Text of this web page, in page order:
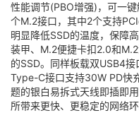
性能调节(PBO增强)，可一
个M.2接口，其中2个支持
明显降低SSD的温度，保障
装甲、M.2便捷卡扣2.0和
的SSD。同样板载双USB4
Type-C接口支持30W PD快
题的银白易拆式天线即插即
所带来更快、更稳定的网络